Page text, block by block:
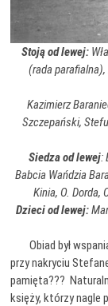
Stoją od lewej:
(rada parafialna),
Kazimierz
Szczepański,
Siedza od lewej:
Babcia Wańdzia
Kinia, O. Dorda,
Dzieci od lewej:
Obiad był
przy nakryciu
pamięta???
księży, którzy nagle